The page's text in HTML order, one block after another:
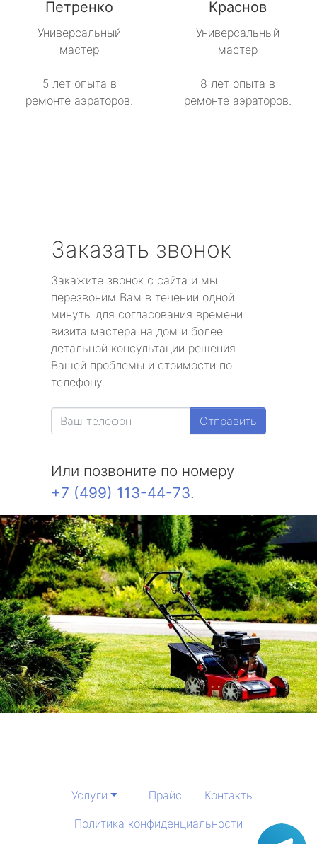
Петренко
Универсальный
мастер
5 лет опыта в
ремонте аэраторов.
Краснов
Универсальный
мастер
8 лет опыта в
ремонте аэраторов.
Заказать звонок
Закажите звонок с сайта и мы
перезвоним Вам в течении одной
минуты для согласования времени
визита мастера на дом и более
детальной консультации решения
Вашей проблемы и стоимости по
телефону.
Отправить
Или позвоните по номеру
+7 (499) 113-44-73.
Услуги Прайс
Контакты
Политика конфиденциальности